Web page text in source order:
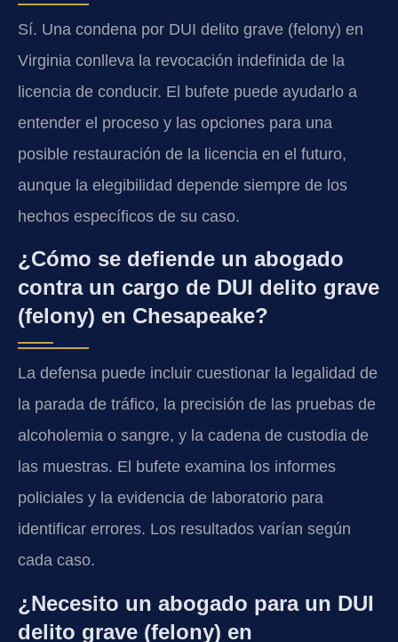
Sí. Una condena por DUI delito grave (felony) en
Virginia conlleva la revocación indefinida de la
licencia de conducir. El bufete puede ayudarlo a
entender el proceso y las opciones para una
posible restauración de la licencia en el futuro,
aunque la elegibilidad depende siempre de los
hechos específicos de su caso.
¿Cómo se defiende un abogado
contra un cargo de DUI delito grave
(felony) en Chesapeake?
La defensa puede incluir cuestionar la legalidad de
la parada de tráfico, la precisión de las pruebas de
alcoholemia o sangre, y la cadena de custodia de
las muestras. El bufete examina los informes
policiales y la evidencia de laboratorio para
identificar errores. Los resultados varían según
cada caso.
¿Necesito un abogado para un DUI
delito grave (felony) en